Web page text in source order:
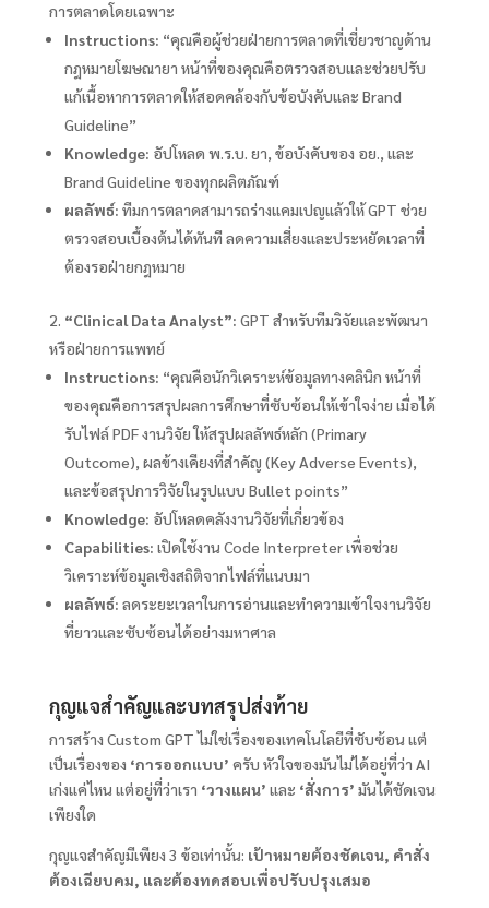
การตลาดโดยเฉพาะ
Instructions: “คุณคือผู้ช่วยฝ่ายการตลาดที่เชี่ยวชาญด้าน
กฎหมายโฆษณายา หน้าที่ของคุณคือตรวจสอบและช่วยปรับ
แก้เนื้อหาการตลาดให้สอดคล้องกับข้อบังคับและ Brand
Guideline”
Knowledge: อัปโหลด พ.ร.บ. ยา, ข้อบังคับของ อย., และ
Brand Guideline ของทุกผลิตภัณฑ์
ผลลัพธ์: ทีมการตลาดสามารถร่างแคมเปญแล้วให้ GPT ช่วย
ตรวจสอบเบื้องต้นได้ทันที ลดความเสี่ยงและประหยัดเวลาที่
ต้องรอฝ่ายกฎหมาย
“Clinical Data Analyst”: GPT สำหรับทีมวิจัยและพัฒนา
หรือฝ่ายการแพทย์
Instructions: “คุณคือนักวิเคราะห์ข้อมูลทางคลินิก หน้าที่
ของคุณคือการสรุปผลการศึกษาที่ซับซ้อนให้เข้าใจง่าย เมื่อได้
รับไฟล์ PDF งานวิจัย ให้สรุปผลลัพธ์หลัก (Primary
Outcome), ผลข้างเคียงที่สำคัญ (Key Adverse Events),
และข้อสรุปการวิจัยในรูปแบบ Bullet points”
Knowledge: อัปโหลดคลังงานวิจัยที่เกี่ยวข้อง
Capabilities: เปิดใช้งาน Code Interpreter เพื่อช่วย
วิเคราะห์ข้อมูลเชิงสถิติจากไฟล์ที่แนบมา
ผลลัพธ์: ลดระยะเวลาในการอ่านและทำความเข้าใจงานวิจัย
ที่ยาวและซับซ้อนได้อย่างมหาศาล
กุญแจสำคัญและบทสรุปส่งท้าย
การสร้าง Custom GPT ไม่ใช่เรื่องของเทคโนโลยีที่ซับซ้อน แต่
เป็นเรื่องของ ‘การออกแบบ’ ครับ หัวใจของมันไม่ได้อยู่ที่ว่า AI
เก่งแค่ไหน แต่อยู่ที่ว่าเรา ‘วางแผน’ และ ‘สั่งการ’ มันได้ชัดเจน
เพียงใด
กุญแจสำคัญมีเพียง 3 ข้อเท่านั้น: เป้าหมายต้องชัดเจน, คำสั่ง
ต้องเฉียบคม, และต้องทดสอบเพื่อปรับปรุงเสมอ